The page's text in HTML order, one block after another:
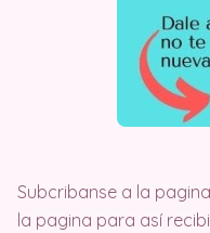
Subcribanse a la
la pagina para así